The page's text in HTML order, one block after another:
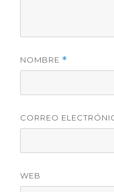
NOMBRE *
CORREO
WEB